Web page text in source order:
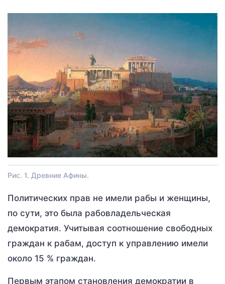
Рис. 1. Древние Афины.
Политических прав не имели рабы и женщины,
по сути, это была рабовладельческая
демократия. Учитывая соотношение свободных
граждан к рабам, доступ к управлению имели
около 15 % граждан.
Первым этапом становления демократии в